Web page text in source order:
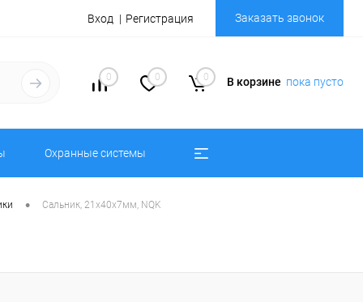
Вход Регистрация Заказать звонок
0 0 0 В корзине пока пусто
Охранные системы
• Сальник, 21х40х7мм, NQK